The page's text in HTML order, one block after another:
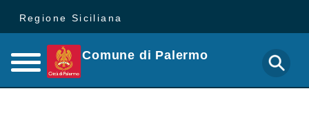
Regione Siciliana
Comune di Palermo